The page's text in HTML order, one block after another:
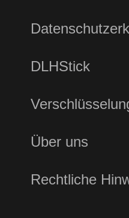
DLHStick
Über uns
Rechtliche